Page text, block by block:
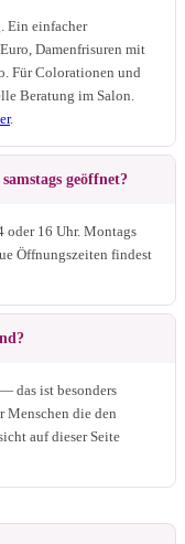
Ein einfacher
Damenfrisuren mit
Für Colorationen und
Beratung im Salon.
.
geöffnet?
oder 16 Uhr. Montags
Öffnungszeiten findest
das ist besonders
die den
auf dieser Seite